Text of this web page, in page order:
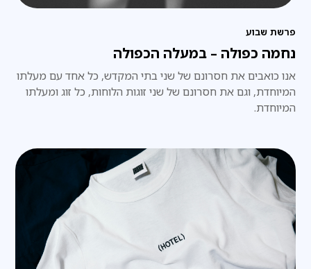
פרשת שבוע
נחמה כפולה – במעלה הכפולה
אנו כואבים את חסרונם של שני בתי המקדש, כל אחד עם מעלתו
המיוחדת, וגם את חסרונם של שני זוגות הלוחות, כל זוג ומעלתו
המיוחדת.